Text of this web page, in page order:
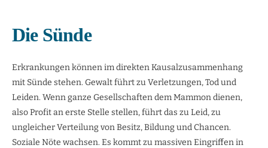
Die Sünde
Erkrankungen können im direkten Kausalzusammenhang
mit Sünde stehen. Gewalt führt zu Verletzungen, Tod und
Leiden. Wenn ganze Gesellschaften dem Mammon dienen,
also Profit an erste Stelle stellen, führt das zu Leid, zu
ungleicher Verteilung von Besitz, Bildung und Chancen.
Soziale Nöte wachsen. Es kommt zu massiven Eingriffen in